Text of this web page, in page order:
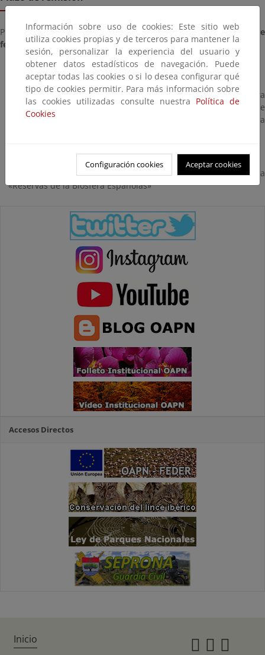
Plazo para presentar documentación desde el miércoles, 16 de
febrero de 2022hasta elmartes, 08 de marzo de 2022
Resolución del Organismo Autónomo Parques Nacionales para
someter a un periodo de información pública el proyecto de
Real Decreto por el que se regula la Licencia de uso de la marca
Real decreto por el que se regula la licencia de uso de la marca
«Reservas de la Biosfera Españolas»
Accesos Directos
Información sobre uso de cookies: Este sitio web
utiliza cookies propias y de terceros para mantener la
sesión, personalizar la experiencia del usuario y
obtener datos estadísticos de navegación. Puede
aceptar todas las cookies o si lo desea configurar qué
tipo de cookies permitir. Para más información sobre
las cookies utilizadas consulte nuestra Política de
Cookies
Configuración cookies Aceptar cookies
Inicio